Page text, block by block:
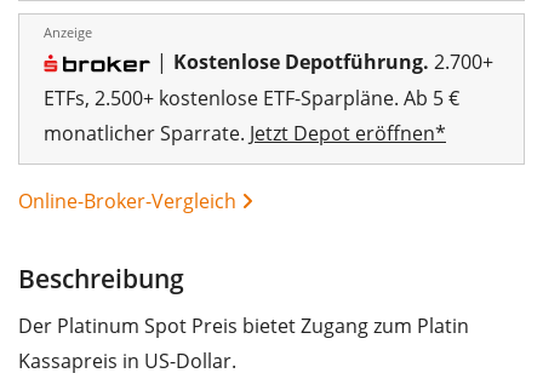
Anzeige
| Kostenlose Depotführung. 2.700+
ETFs, 2.500+ kostenlose ETF-Sparpläne. Ab 5 €
monatlicher Sparrate. Jetzt Depot eröffnen*
Online-Broker-Vergleich
Beschreibung
Der Platinum Spot Preis bietet Zugang zum Platin
Kassapreis in US-Dollar.